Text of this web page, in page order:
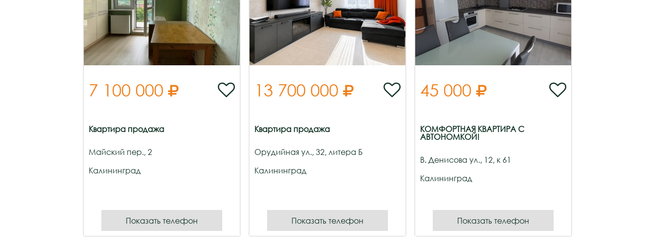
7 100 000  
Квартира продажа
Майский пер., 2
Калининград
Показать телефон
13 700 000  
Квартира продажа
Орудийная ул., 32, литера Б
Калининград
Показать телефон
45 000  
КОМФОРТНАЯ КВАРТИРА С
АВТОНОМКОЙ!
В. Денисова ул., 12, к 61
Калининград
Показать телефон